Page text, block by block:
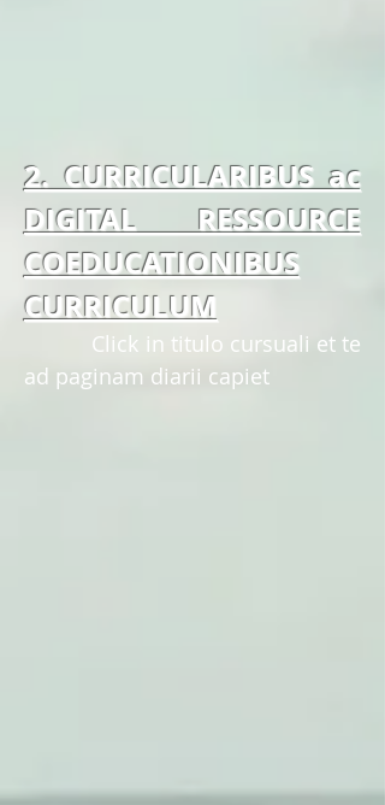
2. CURRICULARIBUS ac
DIGITAL RESSOURCE
COEDUCATIONIBUS
CURRICULUM
Click in titulo cursuali et te
ad paginam diarii capiet